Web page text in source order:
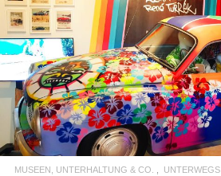
READ MORE
MUSEEN, UNTERHALTUNG & CO. UNTERWEGS